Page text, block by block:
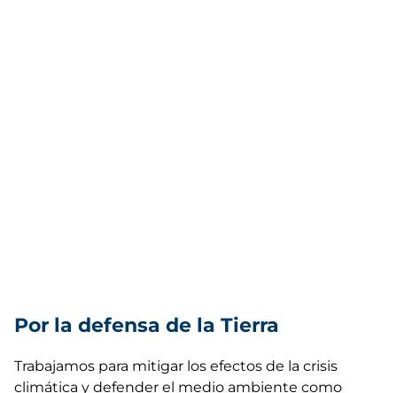
Por la defensa de la Tierra
Trabajamos para mitigar los efectos de la crisis
climática y defender el medio ambiente como